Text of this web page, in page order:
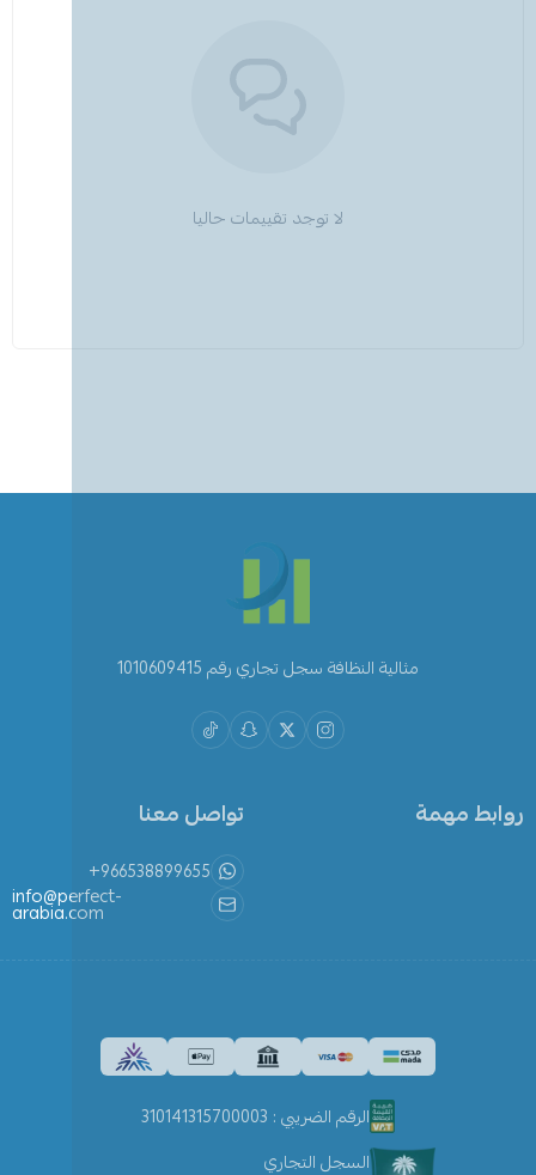
لا توجد تقييمات حاليا
مثالية النظافة سجل تجاري رقم 1010609415
روابط مهمة تواصل معنا
+966538899655
info@perfect-
arabia.com
السجل التجاري
الرقم الضريبي : 310141315700003